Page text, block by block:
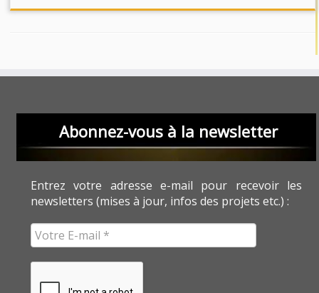
Abonnez-vous à la newsletter
Entrez votre adresse e-mail pour recevoir les
newsletters (mises à jour, infos des projets etc.) :